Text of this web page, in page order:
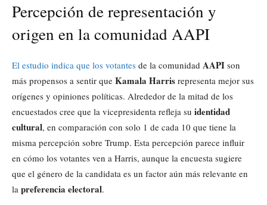
Percepción de representación y
origen en la comunidad AAPI
El estudio indica que los votantes de la comunidad AAPI son
más propensos a sentir que Kamala Harris representa mejor sus
orígenes y opiniones políticas. Alrededor de la mitad de los
encuestados cree que la vicepresidenta refleja su identidad
cultural, en comparación con solo 1 de cada 10 que tiene la
misma percepción sobre Trump. Esta percepción parece influir
en cómo los votantes ven a Harris, aunque la encuesta sugiere
que el género de la candidata es un factor aún más relevante en
la preferencia electoral.